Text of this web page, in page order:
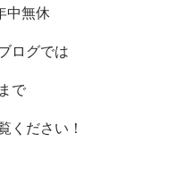
無休
ログでは
で
ください！